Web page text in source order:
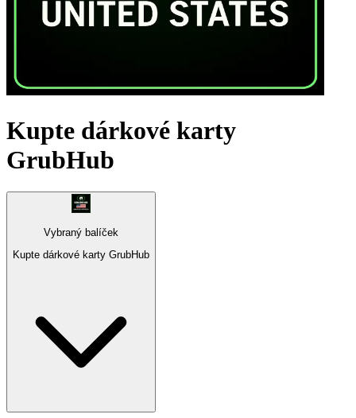
Kupte dárkové karty
GrubHub
Vybraný balíček
Kupte dárkové karty GrubHub